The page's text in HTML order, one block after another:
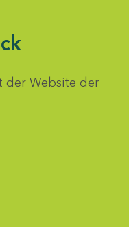
der Website der
auswählen